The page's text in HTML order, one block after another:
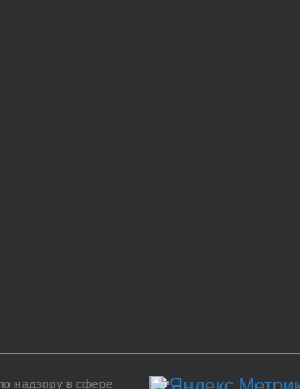
надзору в сфере